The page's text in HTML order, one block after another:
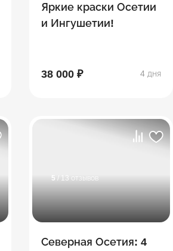
Яркие краски Осетии
и Ингушетии!
38 000 ₽ 4 дня
5 / 13 отзывов
Северная Осетия: 4